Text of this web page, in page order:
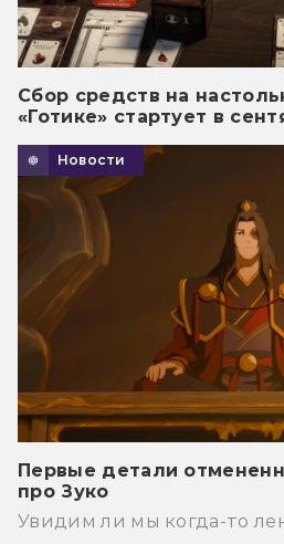
Сбор средств на
«Готике» стартует в
Новости
Первые детали
про Зуко
Увидим ли мы когда-то